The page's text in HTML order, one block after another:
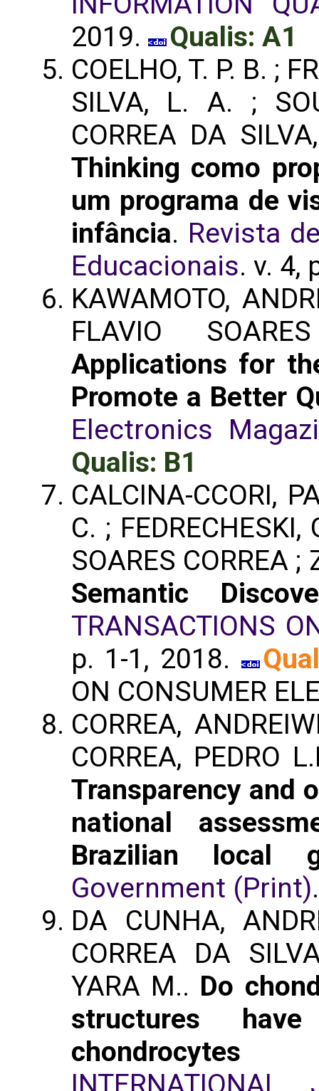
2019.
Qualis: A1
COELHO, T. P. B. ;
SILVA, L. A. ;
CORREA DA
Thinking como
um programa de
infância. Revista
Educacionais. v. 4,
KAWAMOTO,
FLAVIO
Applications for
Promote a Better
Electronics
Qualis: B1
CALCINA-CCORI,
C. ;
SOARES CORREA
Semantic
TRANSACTIONS
p. 1-1, 2018.
ON CONSUMER
CORREA,
CORREA, PEDRO
Transparency and
national
Brazilian local
Government (Print)
DA CUNHA,
CORREA DA
YARA M.. Do
structures